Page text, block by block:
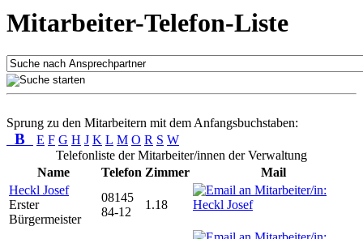
Mitarbeiter-Telefon-Liste
Sprung zu den Mitarbeitern mit dem Anfangsbuchstaben:
B E F G H J K L M O R S W
Telefonliste der Mitarbeiter/innen der Verwaltung
Name
Telefon Zimmer
Mail
Heckl Josef
Erster
Bürgermeister
08145
84-12
1.18